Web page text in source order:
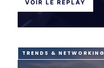
VOIR LE REPLAY
TRENDS & NETWORKING